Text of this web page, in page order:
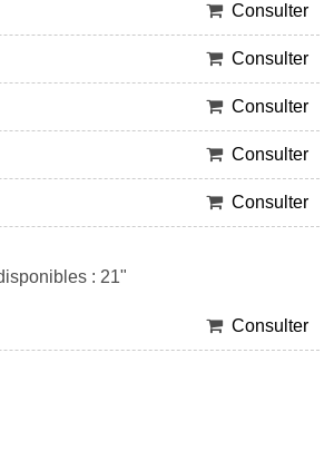
Consulter
Consulter
Consulter
Consulter
Consulter
: 21"
Consulter